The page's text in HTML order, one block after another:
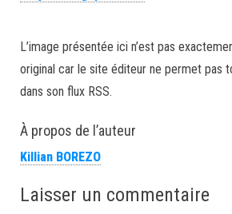
L’image présentée ici n’est pas
original car le site éditeur ne permet pas
dans son flux RSS.
À propos de l’auteur
Killian BOREZO
Laisser un commentaire